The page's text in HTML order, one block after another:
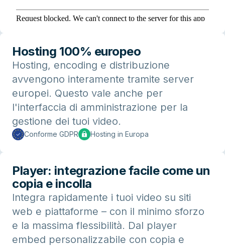
Hosting 100% europeo
Hosting, encoding e distribuzione
avvengono interamente tramite server
europei. Questo vale anche per
l'interfaccia di amministrazione per la
gestione dei tuoi video.
Conforme GDPR Hosting in Europa
Player: integrazione facile come un
copia e incolla
Integra rapidamente i tuoi video su siti
web e piattaforme – con il minimo sforzo
e la massima flessibilità. Dal player
embed personalizzabile con copia e